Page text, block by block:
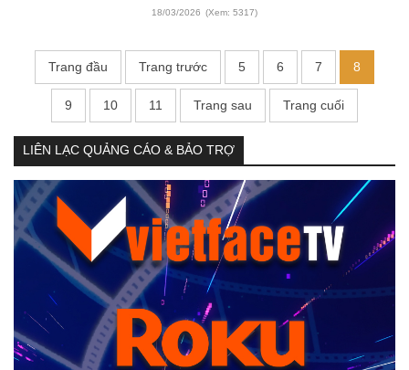
18/03/2026 (Xem: 5317)
Trang đầu Trang trước 5 6 7 8
9 10 11 Trang sau Trang cuối
LIÊN LẠC QUẢNG CÁO & BẢO TRỢ